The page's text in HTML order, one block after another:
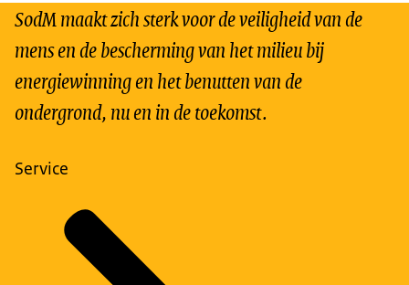
SodM maakt zich sterk voor de veiligheid van de
mens en de bescherming van het milieu bij
energiewinning en het benutten van de
ondergrond, nu en in de toekomst.
Service